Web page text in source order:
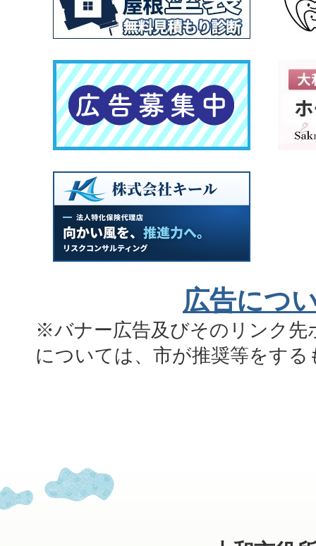
広告につ
※バナー広告及びそのリンク先
については、市が推奨等をす